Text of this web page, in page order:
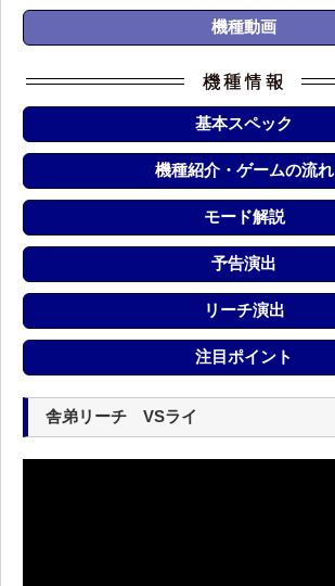
機種動画
基本スペック
機種紹介・ゲームの流れ
モード解説
予告演出
リーチ演出
注目ポイント
舎弟リーチ VSライ